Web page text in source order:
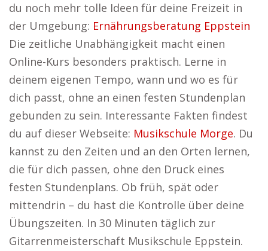
du noch mehr tolle Ideen für deine Freizeit in
der Umgebung: Ernährungsberatung Eppstein
Die zeitliche Unabhängigkeit macht einen
Online-Kurs besonders praktisch. Lerne in
deinem eigenen Tempo, wann und wo es für
dich passt, ohne an einen festen Stundenplan
gebunden zu sein. Interessante Fakten findest
du auf dieser Webseite: Musikschule Morge. Du
kannst zu den Zeiten und an den Orten lernen,
die für dich passen, ohne den Druck eines
festen Stundenplans. Ob früh, spät oder
mittendrin – du hast die Kontrolle über deine
Übungszeiten. In 30 Minuten täglich zur
Gitarrenmeisterschaft Musikschule Eppstein.